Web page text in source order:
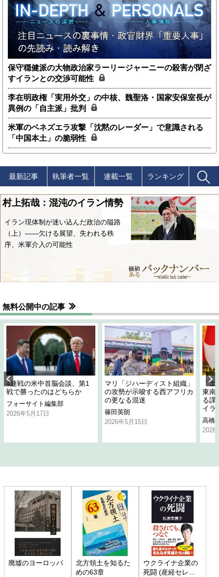
保守穏健派の大物政治家ラーリージャーニーの殺害が閉ざ
すイランとの交渉可能性
李在明政権「実用外交」の中核、魏聖洛・国家安保室長が
異例の「自主派」批判
米軍のベネズエラ攻撃「沈黙のレーダー」で意識される
「中国本土」の脆弱性
最新記事 執筆者一覧 連載一覧 ランキング
村上拓哉：混沌のイラン情勢
イラン現体制が迷い込んだ政治の隘路
（上）――欠ける展望、失われる秩
序、米軍介入の可能性
無料公開中の記事
4連戦の米中首脳会談、第1
戦で勝ったのはどちらか
フォーサイト編集部
2026年5月17日
マリ「ジハーディスト組織」
の攻勢が示唆する西アフリカ
の更なる混迷
篠田英朗
2026年5月15日
「
東南
る課
イラ
高橋
2026
廃墟のヨーロッパ
北方領土を知るた
めの63章
ウクライナ企業の
死闘 (産経セレク